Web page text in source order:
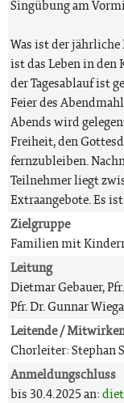
Singübung am
Was ist der
ist das Leben in den
der Tagesablauf ist
Feier des
Abends wird
Freiheit, den
fernzubleiben.
Teilnehmer liegt
Extraangebote. Es
Zielgruppe
Familien mit
Leitung
Dietmar Gebauer,
Pfr. Dr. Gunnar
Leitende /
Chorleiter: Stephan
Anmeldungschluss
bis 30.4.2025 an: